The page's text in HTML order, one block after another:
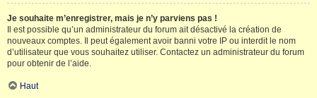
Je souhaite m’enregistrer, mais je n’y parviens pas !
Il est possible qu’un administrateur du forum ait désactivé la création de
nouveaux comptes. Il peut également avoir banni votre IP ou interdit le nom
d’utilisateur que vous souhaitez utiliser. Contactez un administrateur du forum
pour obtenir de l’aide.
Haut